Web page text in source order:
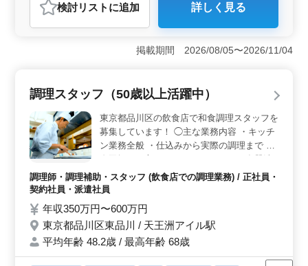
おすすめポイント
＜柔軟な勤務時間と環境＞ 勤務時間は6時から23時の間
でシフト制です。宿舎が完備されており、単身用の住居
が3ヶ月間無料で提供されます。また、赴任時の旅費は会
活躍中で、ベテラン層の採用を積極的に行っています。
年齢に関係なく、豊富な経験を活かして働ける職場環境
です。調理経験が1年以上あれば応募可能で、資格は不問
です。ブランクがあっても働きながら経験を積めるた
め、新たな挑戦ができる機会があります。 ＜魅力的
な給与と福利厚生＞ 年収は300万円から500万円と高め
で、通勤手当も実費支給されます。雇用、労災、健康、
厚生の各種社会保険が完備されており、安心して働ける
環境が整っています。さらに、勤務時間内に食事が提供
されるため、食費の心配も不要です。安定した収入と手
厚い福利厚生が魅力です。
検討リスト に追加 詳しく見る
掲載期間 2026/08/05〜2026/11/04
調理スタッフ（50歳以上活躍中）
東京都品川区の飲食店で和食調理スタッフを
募集しています！ ◯主な業務内容 ・キッチ
ン業務全般 ・仕込みから実際の調理まで ・
浄、清掃 ＊週休二日シフト制 ＊駅チカ ＊50
代、60代活躍中 調理師資格お持ちの方、和
培ってきた経験・スキルを若手に伝えていき
ませんか？
調理師・調理補助・スタッフ (飲食店での調理業務) / 正社員・
契約社員・派遣社員
年収350万円〜600万円
東京都品川区東品川 / 天王洲アイル駅
平均年齢 48.2歳 / 最高年齢 68歳